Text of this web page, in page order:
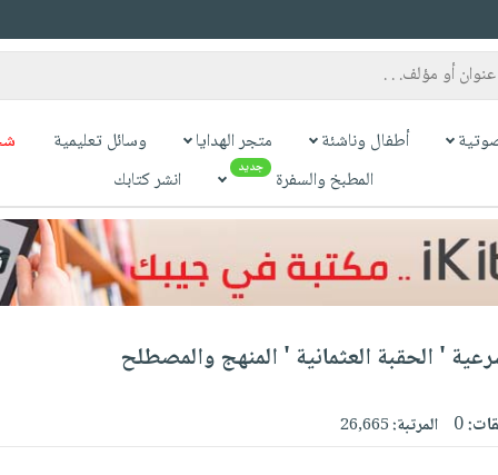
أطفال وناشئة متجر الهدايا وسائل تعليمية
المطبخ والسفرة
جديد انشر كتابك
' الحقبة العثمانية ' المنهج والمصطلح
0 المرتبة:26,665